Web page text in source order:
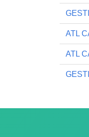
ATL
ATL